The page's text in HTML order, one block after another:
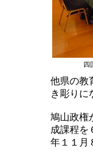
四
他県の教
き彫りに
鳩山政権
成課程を
年１１月